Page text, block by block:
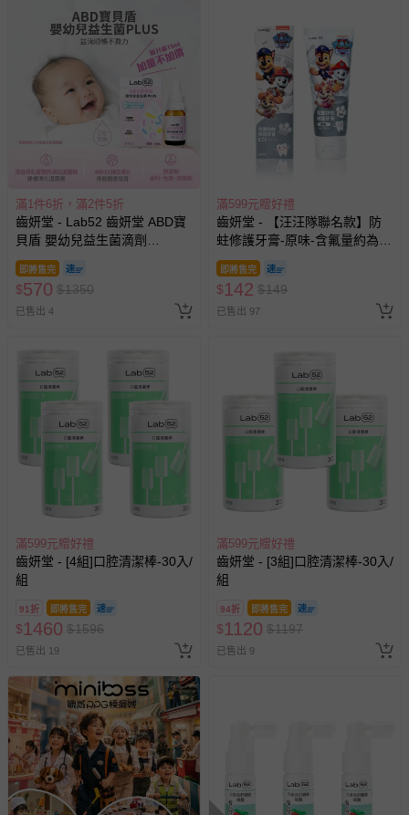
滿1件6折，滿2件5折
齒妍堂 - Lab52 齒妍堂 ABD寶
貝盾 嬰幼兒益生菌滴劑
PLUS(效期2026-09-29)-15ml
即將售完
$570 $1350
已售出 4
滿599元贈好禮
齒妍堂 - 【汪汪隊聯名款】防
蛀修護牙膏-原味-含氟量約為
1200ppm-80g
即將售完
$142 $149
已售出 97
滿599元贈好禮
齒妍堂 - [4組]口腔清潔棒-30入/
組
91折 即將售完
$1460 $1596
已售出 19
滿599元贈好禮
齒妍堂 - [3組]口腔清潔棒-30入/
組
94折 即將售完
$1120 $1197
已售出 9